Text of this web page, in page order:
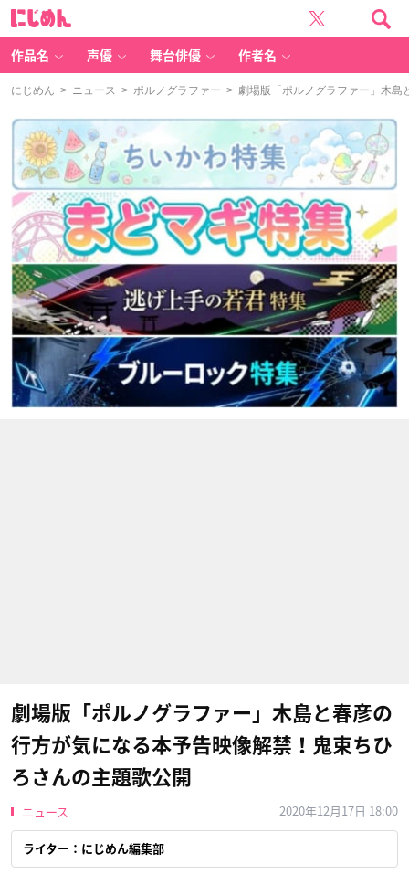
作品名 声優 舞台俳優 作者名
にじめん > ニュース > ポルノグラファー > 劇場版「ポルノグラファー」木島
劇場版「ポルノグラファー」木島と春彦の
行方が気になる本予告映像解禁！鬼束ちひ
ろさんの主題歌公開
ニュース 2020年12月17日 18:00
ライター：にじめん編集部